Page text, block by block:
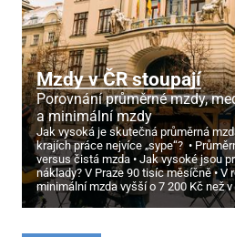
Mzdy v ČR stoupají
Porovnání průměrné mzdy,
a minimální mzdy
Jak vysoká je skutečná průměrná
krajích práce nejvíce „sype“?
versus čistá mzda
Jak vysoké jsou
náklady? V Praze 90 tisíc měsíčně
V
minimální mzda vyšší o 7 200 Kč než